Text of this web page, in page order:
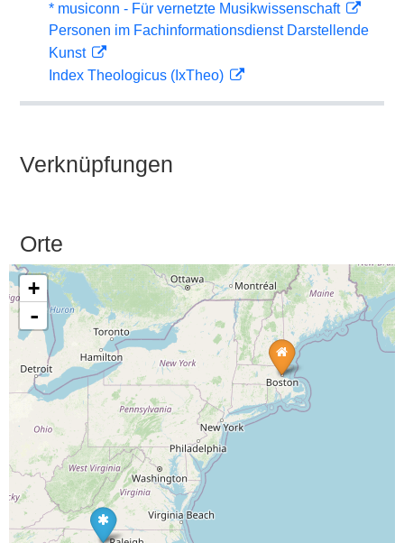
* musiconn - Für vernetzte Musikwissenschaft
Personen im Fachinformationsdienst Darstellende
Kunst
Index Theologicus (IxTheo)
Verknüpfungen
Orte
+
-